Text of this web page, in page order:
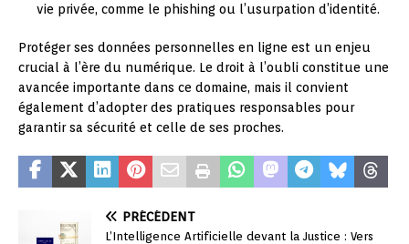
vie privée, comme le phishing ou l’usurpation d’identité.
Protéger ses données personnelles en ligne est un enjeu
crucial à l’ère du numérique. Le droit à l’oubli constitue une
avancée importante dans ce domaine, mais il convient
également d’adopter des pratiques responsables pour
garantir sa sécurité et celle de ses proches.
PRÉCÉDENT
L’Intelligence Artificielle devant la Justice : Vers